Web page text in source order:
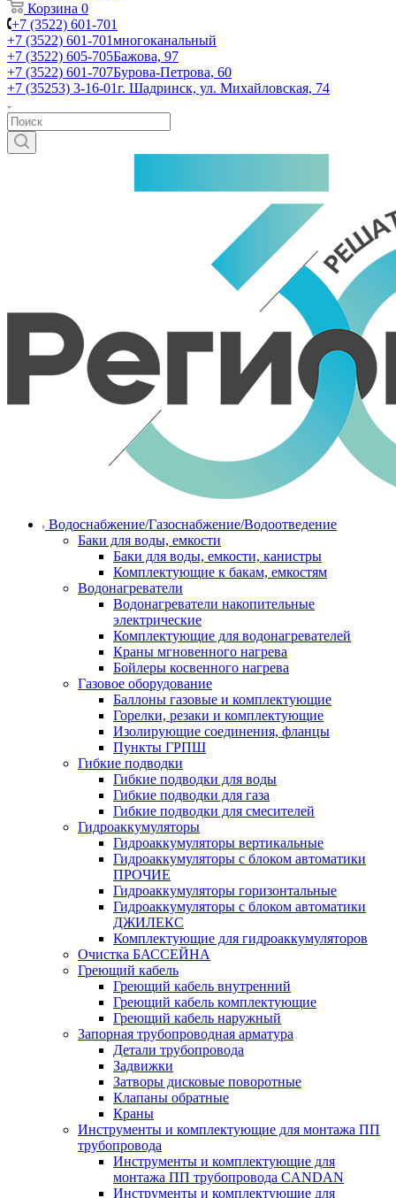
Корзина 0
+7 (3522) 601-701
+7 (3522) 601-701многоканальный
+7 (3522) 605-705Бажова, 97
+7 (3522) 601-707Бурова-Петрова, 60
+7 (35253) 3-16-01г. Шадринск, ул. Михайловская, 74
Водоснабжение/Газоснабжение/Водоотведение
Баки для воды, емкости
Баки для воды, емкости, канистры
Комплектующие к бакам, емкостям
Водонагреватели
Водонагреватели накопительные
электрические
Комплектующие для водонагревателей
Краны мгновенного нагрева
Бойлеры косвенного нагрева
Газовое оборудование
Баллоны газовые и комплектующие
Горелки, резаки и комплектующие
Изолирующие соединения, фланцы
Пункты ГРПШ
Гибкие подводки
Гибкие подводки для воды
Гибкие подводки для газа
Гибкие подводки для смесителей
Гидроаккумуляторы
Гидроаккумуляторы вертикальные
Гидроаккумуляторы с блоком автоматики
ПРОЧИЕ
Гидроаккумуляторы горизонтальные
Гидроаккумуляторы с блоком автоматики
ДЖИЛЕКС
Комплектующие для гидроаккумуляторов
Очистка БАССЕЙНА
Греющий кабель
Греющий кабель внутренний
Греющий кабель комплектующие
Греющий кабель наружный
Запорная трубопроводная арматура
Детали трубопровода
Задвижки
Затворы дисковые поворотные
Клапаны обратные
Краны
Инструменты и комплектующие для монтажа ПП
трубопровода
Инструменты и комплектующие для
монтажа ПП трубопровода CANDAN
Инструменты и комплектующие для